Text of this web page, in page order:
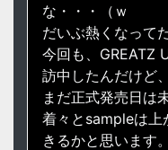
な・・・（ｗ
だいぶ熱くなって
今回も、GREATZ
訪中したんだけど、
まだ正式発売日は
着々とsampleは上
きるかと思います。